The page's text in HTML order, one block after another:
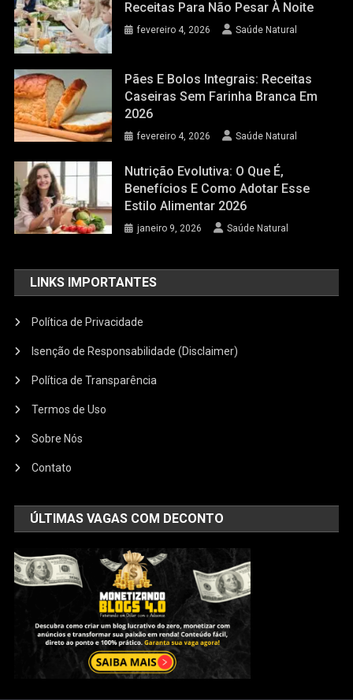
Receitas Para Não Pesar À Noite
fevereiro 4, 2026 Saúde Natural
Pães E Bolos Integrais: Receitas
Caseiras Sem Farinha Branca Em
2026
fevereiro 4, 2026 Saúde Natural
Nutrição Evolutiva: O Que É,
Benefícios E Como Adotar Esse
Estilo Alimentar 2026
janeiro 9, 2026 Saúde Natural
LINKS IMPORTANTES
Política de Privacidade
Isenção de Responsabilidade (Disclaimer)
Política de Transparência
Termos de Uso
Sobre Nós
Contato
ÚLTIMAS VAGAS COM DECONTO